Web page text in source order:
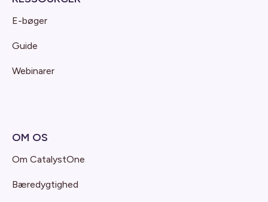
E-bøger
Guide
Webinarer
OM OS
Om CatalystOne
Bæredygtighed